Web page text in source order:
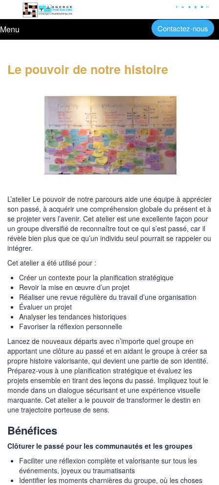
Contactez-nous
En
Menu
Le pouvoir de notre histoire
L’atelier Le pouvoir de notre parcours aide une équipe à apprécier
son passé, à acquérir une compréhension globale du présent et à
se projeter vers l’avenir. Cet atelier est une excellente façon pour
un groupe diversifié de reconnaître tout ce qui s’est passé, car il
révèle bien plus que ce qu’un individu seul pourrait se rappeler ou
intégrer.
Cet atelier a été utilisé pour :
Créer un contexte pour la planification stratégique
Revoir la mise en œuvre d’un projet
Réaliser une revue régulière du travail d’une organisation
Évaluer un projet
Analyser les tendances historiques
Favoriser la réflexion personnelle
Lancez de nouveaux départs avec n’importe quel groupe en
apportant une clôture au passé et en aidant le groupe à créer sa
propre histoire valorisante, qui devient une partie de son identité.
Préparez-vous à une planification stratégique et évaluez les
projets ensemble en tirant des leçons du passé. Impliquez tout le
monde dans un dialogue sécurisant et une expérience visuelle
marquante. Cet atelier a le pouvoir de transformer le destin en
une trajectoire porteuse de sens.
Bénéfices
Clôturer le passé pour les communautés et les groupes
Faciliter une réflexion complète et valorisante sur tous les
événements, joyeux ou traumatisants
Identifier les moments charnières du groupe, où les choses